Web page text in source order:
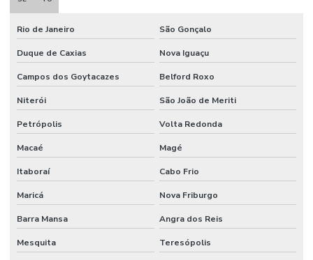
Rio de Janeiro São Gonçalo
Duque de Caxias Nova Iguaçu
Campos dos Goytacazes Belford Roxo
Niterói São João de Meriti
Petrópolis Volta Redonda
Macaé Magé
Itaboraí Cabo Frio
Maricá Nova Friburgo
Barra Mansa Angra dos Reis
Mesquita Teresópolis